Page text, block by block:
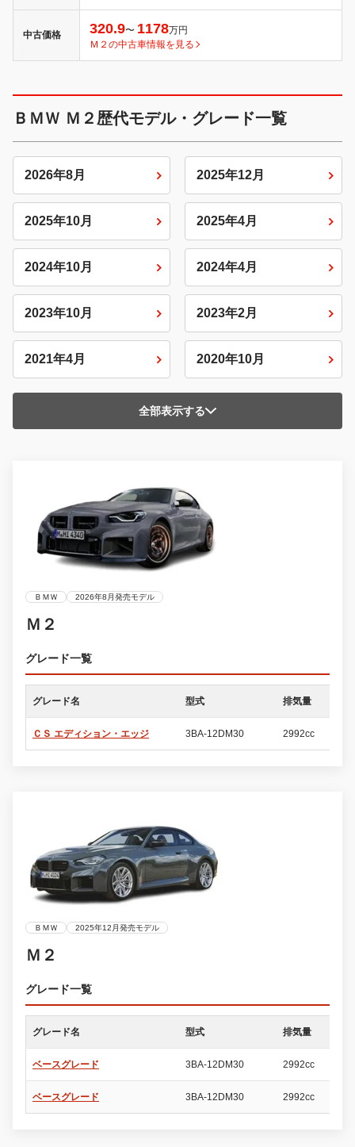
中古価格 320.9〜 1178万円
Ｍ２の中古車情報を見る
ＢＭＷ Ｍ２歴代モデル・グレード一覧
2026年8月 2025年12月
2025年10月 2025年4月
2024年10月 2024年4月
2023年10月 2023年2月
2021年4月 2020年10月
全部表示する
ＢＭＷ 2026年8月発売モデル
Ｍ２
グレード一覧
グレード名 型式 排気量
ＣＳ エディション・エッジ 3BA-12DM30 2992cc
ＢＭＷ 2025年12月発売モデル
Ｍ２
グレード一覧
グレード名 型式 排気量
ベースグレード 3BA-12DM30 2992cc
ベースグレード 3BA-12DM30 2992cc